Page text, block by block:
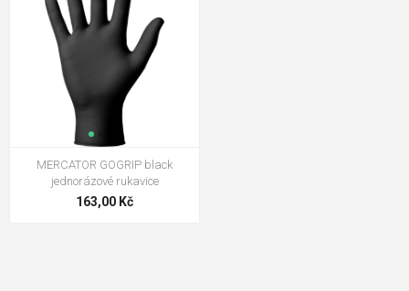
MERCATOR GOGRIP black
jednorázové rukavice
163,00 Kč